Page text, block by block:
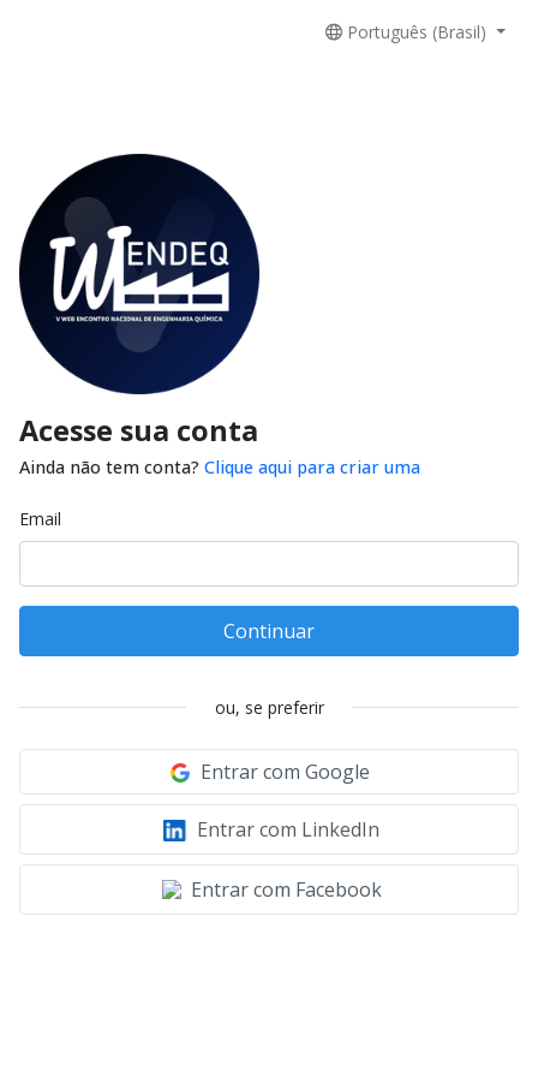
Português (Brasil)
Acesse sua conta
Ainda não tem conta? Clique aqui para criar uma
Email
Continuar
ou, se preferir
Entrar com Google
Entrar com LinkedIn
Entrar com Facebook